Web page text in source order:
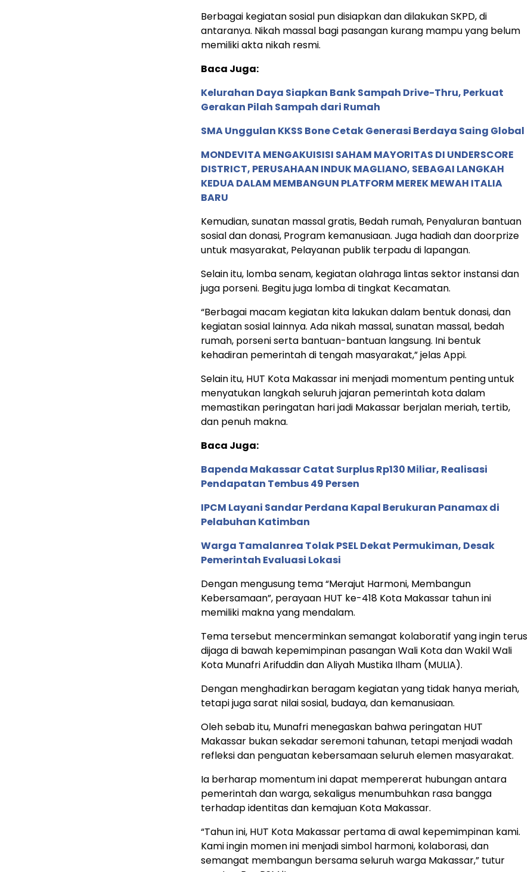
Berbagai kegiatan sosial pun disiapkan dan dilakukan SKPD, di
antaranya. Nikah massal bagi pasangan kurang mampu yang belum
memiliki akta nikah resmi.
Baca Juga:
Kelurahan Daya Siapkan Bank Sampah Drive-Thru, Perkuat
Gerakan Pilah Sampah dari Rumah
SMA Unggulan KKSS Bone Cetak Generasi Berdaya Saing Global
MONDEVITA MENGAKUISISI SAHAM MAYORITAS DI UNDERSCORE
DISTRICT, PERUSAHAAN INDUK MAGLIANO, SEBAGAI LANGKAH
KEDUA DALAM MEMBANGUN PLATFORM MEREK MEWAH ITALIA
BARU
Kemudian, sunatan massal gratis, Bedah rumah, Penyaluran bantuan
sosial dan donasi, Program kemanusiaan. Juga hadiah dan doorprize
untuk masyarakat, Pelayanan publik terpadu di lapangan.
Selain itu, lomba senam, kegiatan olahraga lintas sektor instansi dan
juga porseni. Begitu juga lomba di tingkat Kecamatan.
“Berbagai macam kegiatan kita lakukan dalam bentuk donasi, dan
kegiatan sosial lainnya. Ada nikah massal, sunatan massal, bedah
rumah, porseni serta bantuan-bantuan langsung. Ini bentuk
kehadiran pemerintah di tengah masyarakat,” jelas Appi.
Selain itu, HUT Kota Makassar ini menjadi momentum penting untuk
menyatukan langkah seluruh jajaran pemerintah kota dalam
memastikan peringatan hari jadi Makassar berjalan meriah, tertib,
dan penuh makna.
Baca Juga:
Bapenda Makassar Catat Surplus Rp130 Miliar, Realisasi
Pendapatan Tembus 49 Persen
IPCM Layani Sandar Perdana Kapal Berukuran Panamax di
Pelabuhan Katimban
Warga Tamalanrea Tolak PSEL Dekat Permukiman, Desak
Pemerintah Evaluasi Lokasi
Dengan mengusung tema “Merajut Harmoni, Membangun
Kebersamaan”, perayaan HUT ke-418 Kota Makassar tahun ini
memiliki makna yang mendalam.
Tema tersebut mencerminkan semangat kolaboratif yang ingin terus
dijaga di bawah kepemimpinan pasangan Wali Kota dan Wakil Wali
Kota Munafri Arifuddin dan Aliyah Mustika Ilham (MULIA).
Dengan menghadirkan beragam kegiatan yang tidak hanya meriah,
tetapi juga sarat nilai sosial, budaya, dan kemanusiaan.
Oleh sebab itu, Munafri menegaskan bahwa peringatan HUT
Makassar bukan sekadar seremoni tahunan, tetapi menjadi wadah
refleksi dan penguatan kebersamaan seluruh elemen masyarakat.
Ia berharap momentum ini dapat mempererat hubungan antara
pemerintah dan warga, sekaligus menumbuhkan rasa bangga
terhadap identitas dan kemajuan Kota Makassar.
“Tahun ini, HUT Kota Makassar pertama di awal kepemimpinan kami.
Kami ingin momen ini menjadi simbol harmoni, kolaborasi, dan
semangat membangun bersama seluruh warga Makassar,” tutur